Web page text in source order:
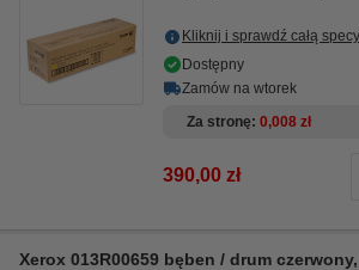
Kliknij i sprawdź całą
Dostępny
Zamów na wtorek
Za stronę 0,008 zł
390,00 zł
Xerox 013R00659 bęben / drum